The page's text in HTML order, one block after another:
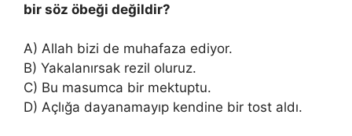
bir söz öbeği değildir?
A) Allah bizi de muhafaza ediyor.
B) Yakalanırsak rezil oluruz.
C) Bu masumca bir mektuptu.
D) Açlığa dayanamayıp kendine bir tost aldı.